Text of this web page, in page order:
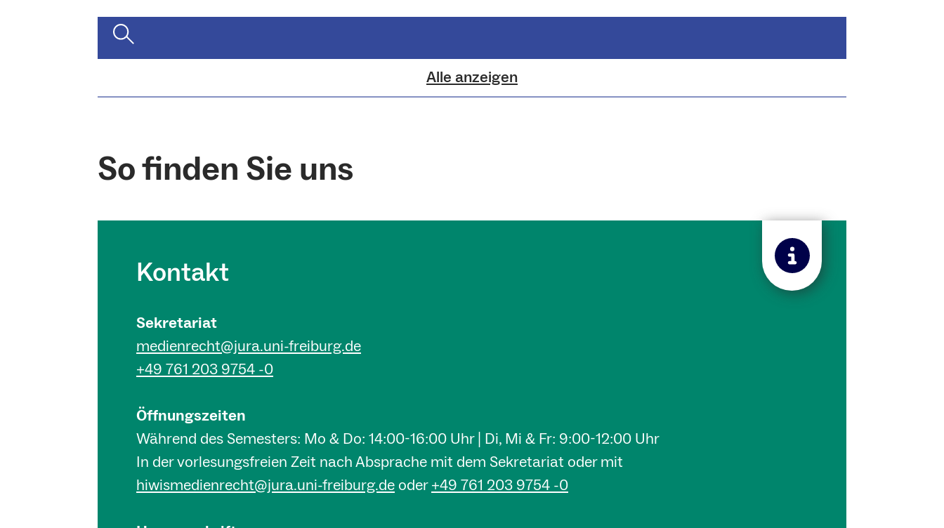
Alle anzeigen
So finden Sie uns
Kontakt
Sekretariat
medienrecht@jura.uni-freiburg.de
+49 761 203 9754 -0
Öffnungszeiten
Während des Semesters: Mo & Do: 14:00-16:00 Uhr | Di, Mi & Fr: 9:00-12:00 Uhr
In der vorlesungsfreien Zeit nach Absprache mit dem Sekretariat oder mit
hiwismedienrecht@jura.uni-freiburg.de oder+49 761 203 9754 -0